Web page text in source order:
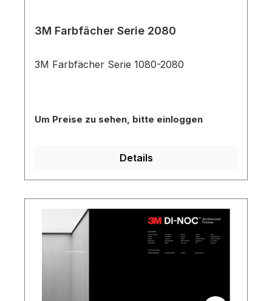
3M Farbfächer Serie 2080
3M Farbfächer Serie 1080-2080
Um Preise zu sehen, bitte einloggen
Details